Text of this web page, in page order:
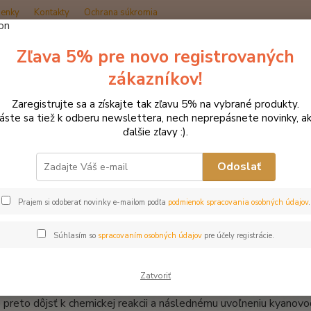
Kontakty Ochrana súkromia
Hľadať
Aký význam má ľanové semeno vo výžive koní
význam má ľanové semeno vo
sa vyznačuje priaznivými dietetickými vlastnosťami,
Obsahuje približne 30-40% tuku a viac ako polovica
sú veľmi dobre stráviteľné ale samo o sebe ma ľanové
obsahuje aj nežiadúce látky. Konkrétne sú to
týmto glykozidom uvoľňovať kyanovodík. V
preto dôjsť k chemickej reakcii a následnému uvoľneniu
Zľava 5% pre novo registrovaných
zákazníkov!
Zaregistrujte sa a získajte tak zľavu 5% na vybrané produkty.
sa tiež k odberu newslettera, nech neprepásnete novinky,
ďalšie zľavy :).
Odoslať
Prajem si odoberať novinky e-mailom podľa podmienok spracovania osobných údajov.
Súhlasím so spracovaním osobných údajov pre účely registrácie.
Zatvoriť